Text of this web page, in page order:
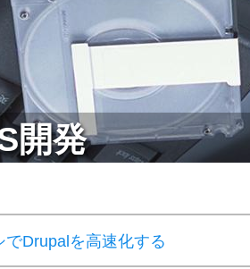
開発
Drupalを高速化する